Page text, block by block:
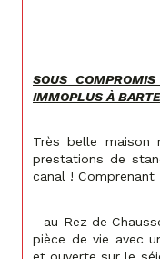
SOUS
IMMOPLUS À
Très belle maison
prestations de
canal ! Comprenant
- au Rez de
pièce de vie avec
et ouverte sur le